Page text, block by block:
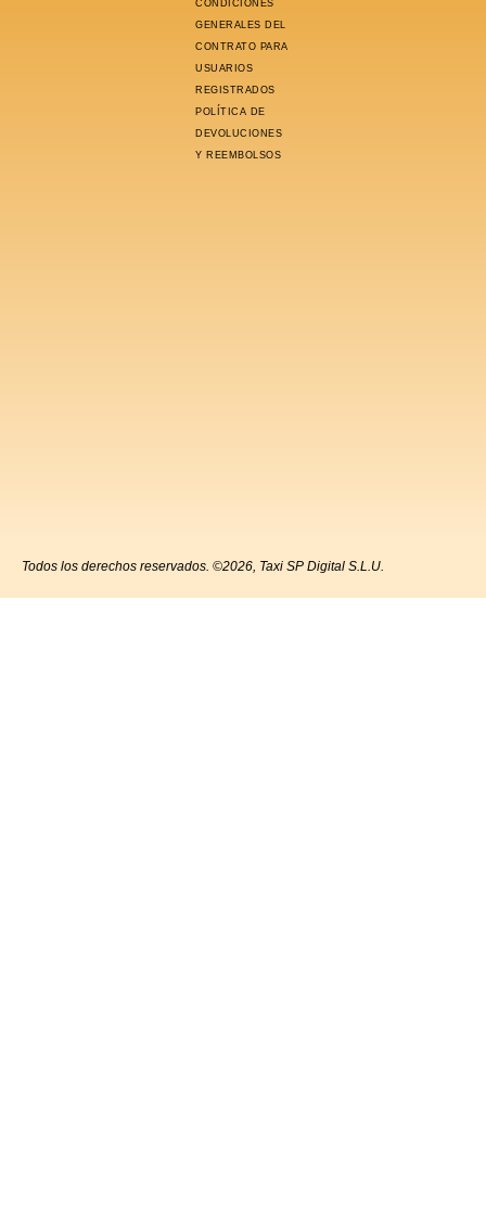
CONDICIONES
GENERALES DEL
CONTRATO PARA
USUARIOS
REGISTRADOS
POLÍTICA DE
DEVOLUCIONES
Y REEMBOLSOS
Todos los derechos reservados. ©2026, Taxi SP Digital S.L.U.